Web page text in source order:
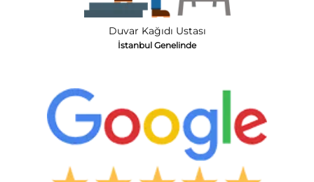
Duvar Kağıdı Ustası
İstanbul Genelinde